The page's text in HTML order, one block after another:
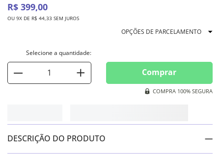
R$ 399,00
OU 9X DE R$ 44 33 SEM JUROS
OPÇÕES DE PARCELAMENTO
Comprar
COMPRA 100% SEGURA
DESCRIÇÃO DO PRODUTO